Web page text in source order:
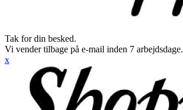
Tak for din besked.
Vi vender tilbage på e-mail inden 7 arbejdsdage.
x